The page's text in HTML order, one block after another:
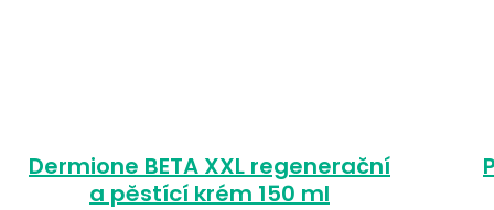
Dermione BETA XXL regenerační
a pěstící krém 150 ml